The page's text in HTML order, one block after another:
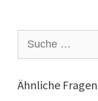
nach:
Ähnliche Fragen